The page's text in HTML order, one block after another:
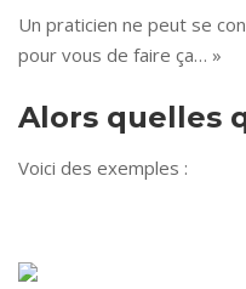
Un praticien ne peut se
pour vous de faire ça… »
Alors quelles
Voici des exemples :